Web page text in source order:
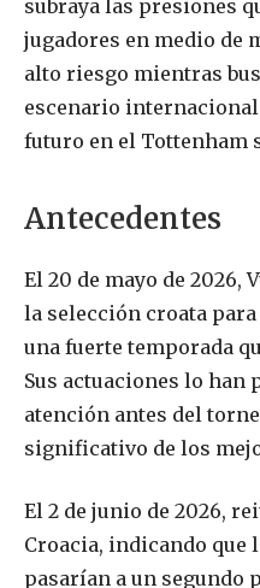
subraya las presiones
jugadores en medio de
alto riesgo mientras
escenario
futuro en el Tottenham
Antecedentes
El 20 de mayo de 2026,
la selección croata
una fuerte temporada
Sus actuaciones lo han
atención antes del
significativo de los
El 2 de junio de 2026,
Croacia, indicando que
pasarían a un segundo